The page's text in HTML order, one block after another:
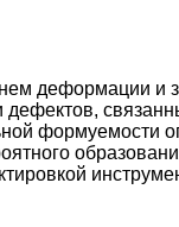
деформации и
дефектов,
формуемости